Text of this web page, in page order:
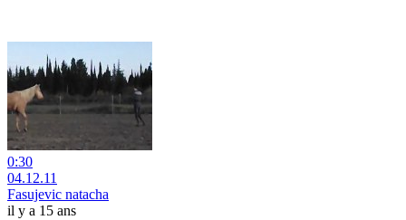
0:30
04.12.11
Fasujevic natacha
il y a 15 ans